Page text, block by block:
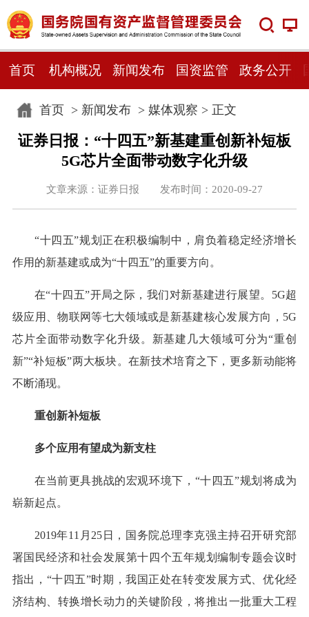
首页 机构概况 新闻发布 国资监管 政务公开
首页> 新闻发布> 媒体观察 > 正文
证券日报：“十四五”新基建重创新补短板
5G芯片全面带动数字化升级
文章来源：证券日报 发布时间：2020-09-27
“十四五”规划正在积极编制中，肩负着稳定经济增长
作用的新基建或成为“十四五”的重要方向。
在“十四五”开局之际，我们对新基建进行展望。5G超
级应用、物联网等七大领域或是新基建核心发展方向，5G
芯片全面带动数字化升级。新基建几大领域可分为“重创
新”“补短板”两大板块。在新技术培育之下，更多新动能将
不断涌现。
重创新补短板
多个应用有望成为新支柱
在当前更具挑战的宏观环境下，“十四五”规划将成为
崭新起点。
2019年11月25日，国务院总理李克强主持召开研究部
署国民经济和社会发展第十四个五年规划编制专题会议时
指出，“十四五”时期，我国正处在转变发展方式、优化经
济结构、转换增长动力的关键阶段，将推出一批重大工程